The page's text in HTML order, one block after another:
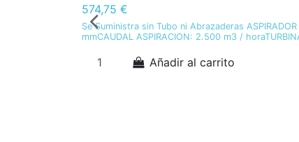
574,75 €
Se Suministra sin Tubo ni Abrazaderas
mmCAUDAL ASPIRACION: 2.500 m3 /
Añadir al carrito